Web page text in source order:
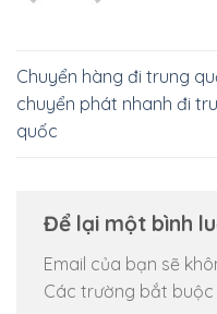
Chuyển hàng đi trung
chuyển phát nhanh đi
quốc
Để lại một bình
Email của bạn sẽ
Các trường bắt